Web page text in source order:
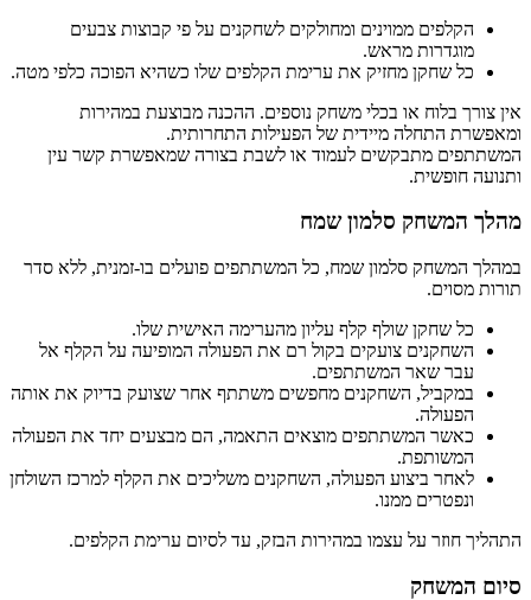
הקלפים ממוינים ומחולקים לשחקנים על פי קבוצות צבעים
מוגדרות מראש.
כל שחקן מחזיק את ערימת הקלפים שלו כשהיא הפוכה כלפי מטה.
אין צורך בלוח או בכלי משחק נוספים. ההכנה מבוצעת במהירות
ומאפשרת התחלה מיידית של הפעילות התחרותית.
המשתתפים מתבקשים לעמוד או לשבת בצורה שמאפשרת קשר עין
ותנועה חופשית.
מהלך המשחק סלמון שמח
במהלך המשחק סלמון שמח, כל המשתתפים פועלים בו-זמנית, ללא סדר
תורות מסוים.
כל שחקן שולף קלף עליון מהערימה האישית שלו.
השחקנים צועקים בקול רם את הפעולה המופיעה על הקלף אל
עבר שאר המשתתפים.
במקביל, השחקנים מחפשים משתתף אחר שצועק בדיוק את אותה
הפעולה.
כאשר המשתתפים מוצאים התאמה, הם מבצעים יחד את הפעולה
המשותפת.
לאחר ביצוע הפעולה, השחקנים משליכים את הקלף למרכז השולחן
ונפטרים ממנו.
התהליך חוזר על עצמו במהירות הבזק, עד לסיום ערימת הקלפים.
סיום המשחק